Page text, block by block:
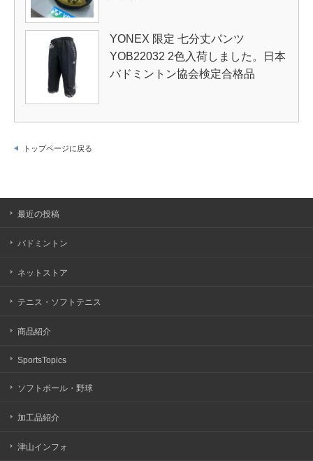
YONEX 限定 七分丈パンツ
YOB22032 2色入荷しました。日本
バドミントン協会検定合格品
トップページに戻る
最近の投稿
バドミントン
ネットストア
テニス・ソフトテニス
商品紹介
SportsTopics
ソフトボール・野球
加工品紹介
津山インフォ